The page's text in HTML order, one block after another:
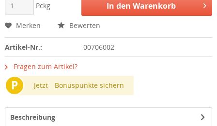
Pckg In den Warenkorb
Merken Bewerten
Artikel-Nr.: 00706002
Fragen zum Artikel?
P Jetzt Bonuspunkte sichern
Beschreibung